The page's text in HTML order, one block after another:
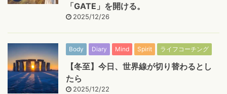
「GATE」を開ける。
2025/12/26
Body Diary Mind Spirit ライフコーチング
【冬至】今日、世界線が切り替わるとし
たら
2025/12/22